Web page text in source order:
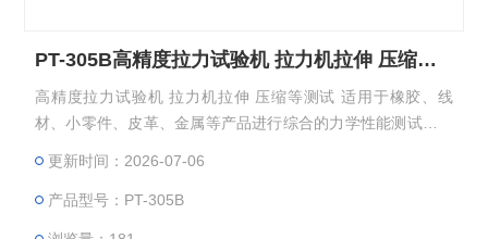
PT-305B高精度拉力试验机 拉力机拉伸 压缩等测试
高精度拉力试验机 拉力机拉伸 压缩等测试 适用于橡胶、线
材、小零件、皮革、金属等产品进行综合的力学性能测试，检
更新时间：2026-07-06
产品型号：PT-305B